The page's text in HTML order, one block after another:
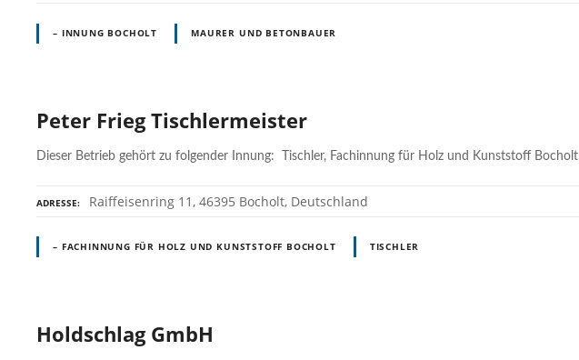
– INNUNG BOCHOLT MAURER UND BETONBAUER
Peter Frieg Tischlermeister
Dieser Betrieb gehört zu folgender Innung: Tischler, Fachinnung für Holz und Kunststoff Bocholt
ADRESSE Raiffeisenring 11, 46395 Bocholt, Deutschland
– FACHINNUNG FÜR HOLZ UND KUNSTSTOFF BOCHOLT TISCHLER
Holdschlag GmbH